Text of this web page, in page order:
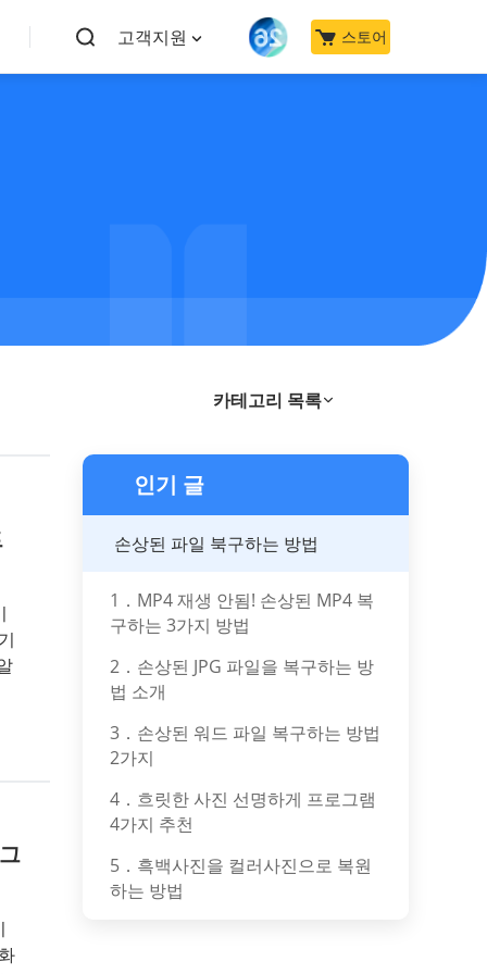
고객지원 스토어
카테고리 목록
최신 기사
애플 기기 솔루션
데이터 복구
멀티이디어 도구 및 팁들
인기 글
손상된 파일 북구하는 방법
1．MP4 재생 안됨! 손상된 MP4 복
구하는 3가지 방법
2．손상된 JPG 파일을 복구하는 방
법 소개
3．손상된 워드 파일 복구하는 방법
2가지
4．흐릿한 사진 선명하게 프로그램
4가지 추천
5．흑백사진을 컬러사진으로 복원
하는 방법